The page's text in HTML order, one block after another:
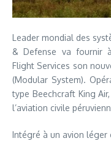
Leader mondial des
& Defense va fournir
Flight Services son
(Modular System).
type Beechcraft King
l’aviation civile
Intégré à un avion léger